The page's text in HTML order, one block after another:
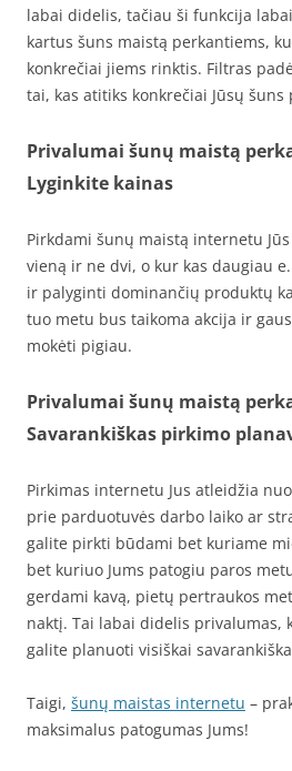
labai didelis, tačiau ši funkcija
kartus šuns maistą perkantiems,
konkrečiai jiems rinktis. Filtras
tai, kas atitiks konkrečiai Jūsų šuns
Privalumai šunų maistą
Lyginkite kainas
Pirkdami šunų maistą internetu
vieną ir ne dvi, o kur kas daugiau
ir palyginti dominančių produktų
tuo metu bus taikoma akcija ir
mokėti pigiau.
Privalumai šunų maistą
Savarankiškas pirkimo
Pirkimas internetu Jus atleidžia
prie parduotuvės darbo laiko ar
galite pirkti būdami bet kuriame
bet kuriuo Jums patogiu paros
gerdami kavą, pietų pertraukos
naktį. Tai labai didelis privalumas,
galite planuoti visiškai
Taigi, šunų maistas internetu –
maksimalus patogumas Jums!